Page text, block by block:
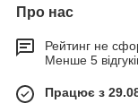
Про нас
Рейтинг не
Менше 5
Працює з